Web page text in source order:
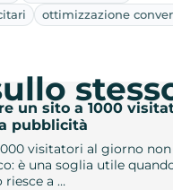
ottimizzazione
un sito a 1000
pubblicità
visitatori al giorno
è una soglia utile
riesce a …